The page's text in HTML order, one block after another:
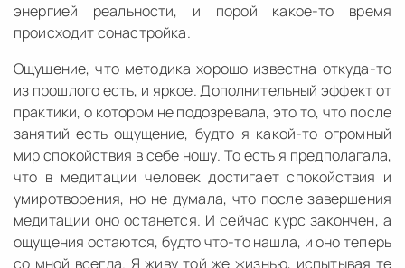
энергией реальности, и порой какое-то время
происходит сонастройка.
Ощущение, что методика хорошо известна откуда-то
из прошлого есть, и яркое. Дополнительный эффект от
практики, о котором не подозревала, это то, что после
занятий есть ощущение, будто я какой-то огромный
мир спокойствия в себе ношу. То есть я предполагала,
что в медитации человек достигает спокойствия и
умиротворения, но не думала, что после завершения
медитации оно останется. И сейчас курс закончен, а
ощущения остаются, будто что-то нашла, и оно теперь
со мной всегда. Я живу той же жизнью, испытывая те